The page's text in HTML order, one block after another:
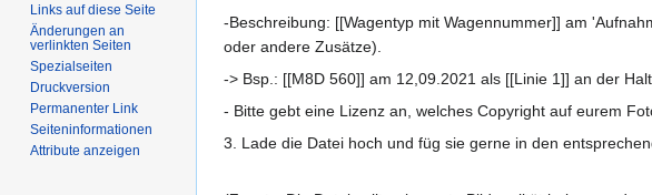
-Beschreibung: [[Wagentyp mit Wagennummer]] am
oder andere Zusätze).
-> Bsp.: [[M8D 560]] am 12,09.2021 als [[Linie 1]] an der
- Bitte gebt eine Lizenz an, welches Copyright auf eurem
3. Lade die Datei hoch und füg sie gerne in den
Links auf diese Seite
Änderungen an
verlinkten Seiten
Spezialseiten
Druckversion
Permanenter Link
Seiten­­informationen
Attribute anzeigen